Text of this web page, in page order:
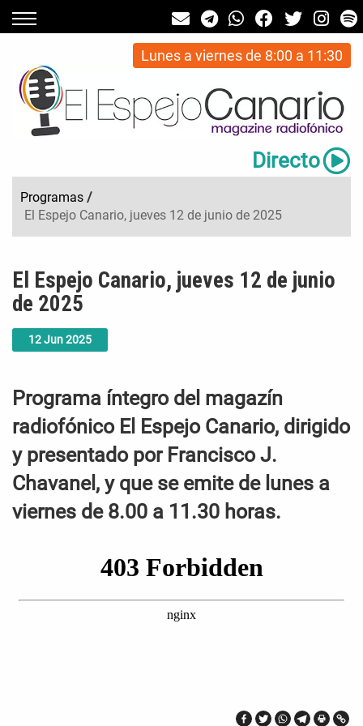
Lunes a viernes de 8:00 a 11:30
Directo
Programas /
El Espejo Canario, jueves 12 de junio de 2025
12Jun2025
El Espejo Canario, jueves 12 de junio
de 2025
Programa íntegro del magazín
radiofónico El Espejo Canario, dirigido
y presentado por Francisco J.
Chavanel, y que se emite de lunes a
viernes de 8.00 a 11.30 horas.